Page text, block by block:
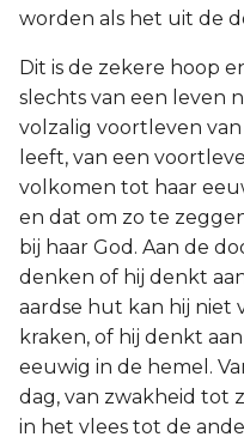
worden als het uit de
Dit is de zekere hoop
slechts van een leven
volzalig voortleven
leeft, van een
volkomen tot haar
en dat om zo te
bij haar God. Aan de
denken of hij denkt
aardse hut kan hij niet
kraken, of hij denkt
eeuwig in de hemel.
dag, van zwakheid tot
in het vlees tot de